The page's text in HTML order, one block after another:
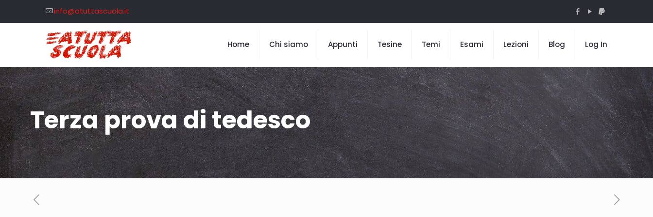
info@atuttascuola.it
Home Chi siamo Appunti Tesine Temi Esami Lezioni Blog Log In
Terza prova di tedesco